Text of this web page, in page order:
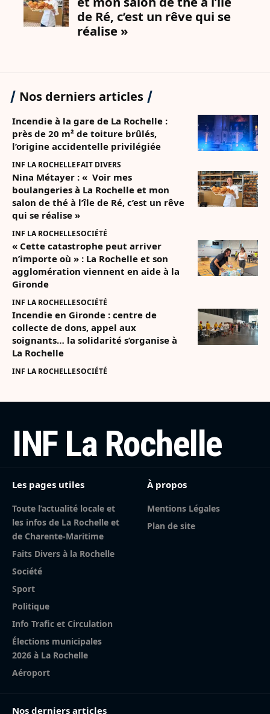
Nos derniers articles
Incendie à la gare de La Rochelle :
près de 20 m² de toiture brûlés,
l’origine accidentelle privilégiée
INF LA ROCHELLEFAIT DIVERS
Nina Métayer : « Voir mes
boulangeries à La Rochelle et mon
salon de thé à l’île de Ré, c’est un rêve
qui se réalise »
INF LA ROCHELLESOCIÉTÉ
« Cette catastrophe peut arriver
n’importe où » : La Rochelle et son
agglomération viennent en aide à la
Gironde
INF LA ROCHELLESOCIÉTÉ
Incendie en Gironde : centre de
collecte de dons, appel aux
soignants… la solidarité s’organise à
La Rochelle
INF LA ROCHELLESOCIÉTÉ
INF La Rochelle
Les pages utiles
Toute l’actualité locale et
les infos de La Rochelle et
de Charente-Maritime
Faits Divers à la Rochelle
Société
Sport
Politique
Info Trafic et Circulation
Élections municipales
2026 à La Rochelle
Aéroport
À propos
Mentions Légales
Plan de site
Nos derniers articles